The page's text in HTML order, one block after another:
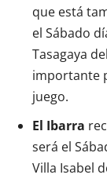
que está
el Sábado
Tasagaya
importante
juego.
El Ibarra
será el
Villa Isabel